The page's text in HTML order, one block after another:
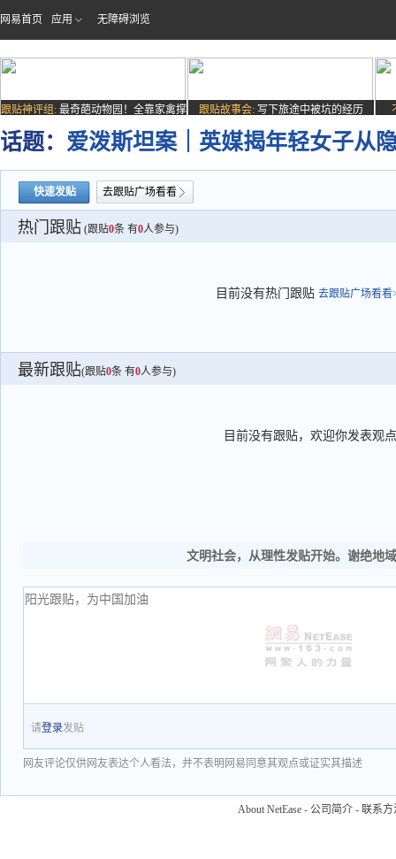
网易首页 应用 无障碍浏览
跟贴神评组: 最奇葩动物园！全靠家禽撑
场子
跟贴故事会: 写下旅途中被坑的经历
话题： 爱泼斯坦案｜英媒揭年轻女子从
快速发贴 去跟贴广场看看
热门跟贴 (跟贴0条 有0人参与)
目前没有热门跟贴 去跟贴广场看看
最新跟贴(跟贴0条 有0人参与)
目前没有跟贴，欢迎你发表观点
文明社会，从理性发贴开始。谢绝地
请登录发贴
网友评论仅供网友表达个人看法，并不表明网易同意其观点或证实其描述
About NetEase - 公司简介 - 联系方